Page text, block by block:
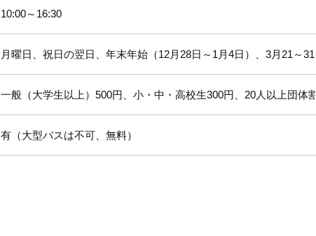
10:00～16:30
月曜日、祝日の翌日、年末年始（12月28日～1月4日）、3月21～31
一般（大学生以上）500円、小・中・高校生300円、20人以上団体
有（大型バスは不可、無料）